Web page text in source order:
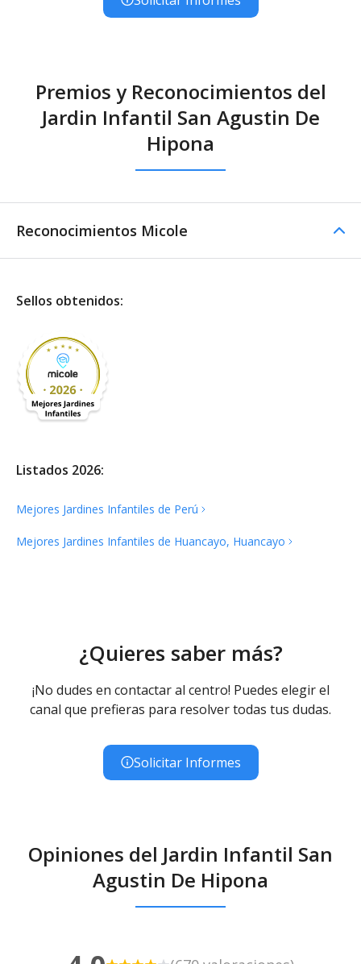
Premios y Reconocimientos del
Jardin Infantil San Agustin De
Hipona
Reconocimientos Micole
Sellos obtenidos:
Listados 2026:
Mejores Jardines Infantiles de Perú
Mejores Jardines Infantiles de Huancayo, Huancayo
¿Quieres saber más?
¡No dudes en contactar al centro! Puedes elegir el
canal que prefieras para resolver todas tus dudas.
Solicitar Informes
Opiniones del Jardin Infantil San
Agustin De Hipona